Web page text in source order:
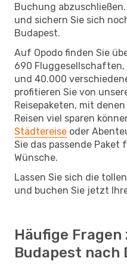
Buchung
und sichern Sie sich
Budapest.
Auf Opodo finden Sie
690
und 40.000
profitieren Sie von
Reisepaketen, mit
Reisen viel sparen
Städtereise oder
Sie das passende Paket
Wünsche.
Lassen Sie sich die
und buchen Sie jetzt
Häufige Fragen
Budapest nach